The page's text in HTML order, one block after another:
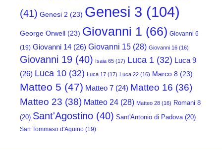
(41) Genesi 2 (23) Genesi 3 (104)
George Orwell (23) Giovanni 1 (66) Giovanni 6
(19) Giovanni 14 (26) Giovanni 15 (28) Giovanni 16 (16)
Giovanni 19 (40) Isaia 65 (17) Luca 1 (32) Luca 9
(26) Luca 10 (32) Luca 17 (17) Luca 22 (16) Marco 8 (23)
Matteo 5 (47) Matteo 7 (24) Matteo 16 (36)
Matteo 23 (38) Matteo 24 (28) Matteo 28 (16) Romani 8
(20) Sant'Agostino (40) Sant'Antonio di Padova(20)
San Tommaso d'Aquino (19)